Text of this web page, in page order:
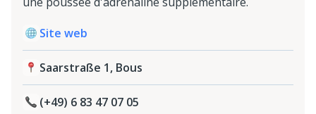
Site web
Saarstraße 1, Bous
(+49) 6 83 47 07 05